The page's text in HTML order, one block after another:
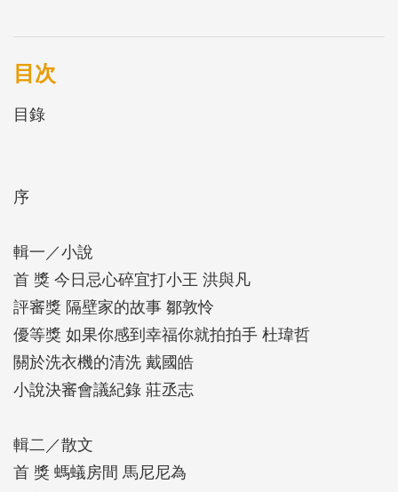
樣面貌，成就作品的深度與廣度。第二十八屆臺北文
學獎以「交織」為主題，邀請全球華文文學愛好者，
創作的無垠邊際。
來西亞、新加坡、韓國，以及美、加、法、瑞典等地
察，交織出絢麗的文學圖景。歷經初、複、決審三階
段細密且嚴謹的評選程序，最終選出23件優秀獲獎作
品。
目次
目錄
序
輯一／小說
首 獎 今日忌心碎宜打小王 洪與凡
評審獎 隔壁家的故事 鄒敦怜
優等獎 如果你感到幸福你就拍拍手 杜瑋哲
關於洗衣機的清洗 戴國皓
小說決審會議紀錄 莊丞志
輯二／散文
首 獎 螞蟻房間 馬尼尼為